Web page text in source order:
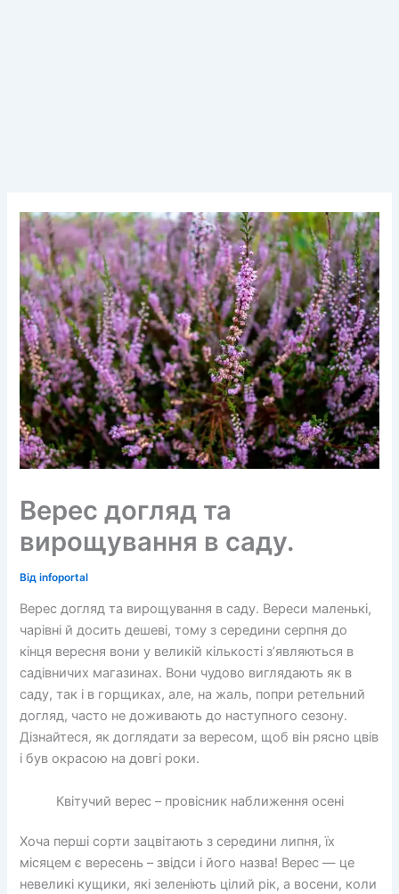
Верес догляд та
вирощування в саду.
Відinfoportal
Верес догляд та вирощування в саду. Вереси маленькі,
чарівні й досить дешеві, тому з середини серпня до
кінця вересня вони у великій кількості з’являються в
садівничих магазинах. Вони чудово виглядають як в
саду, так і в горщиках, але, на жаль, попри ретельний
догляд, часто не доживають до наступного сезону.
Дізнайтеся, як доглядати за вересом, щоб він рясно цвів
і був окрасою на довгі роки.
Квітучий верес – провісник наближення осені
Хоча перші сорти зацвітають з середини липня, їх
місяцем є вересень – звідси і його назва! Верес — це
невеликі кущики, які зеленіють цілий рік, а восени, коли